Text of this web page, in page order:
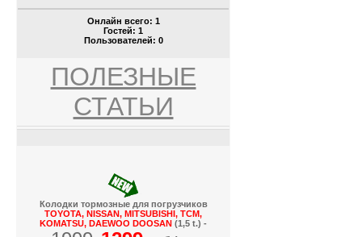
Онлайн всего: 1
Гостей: 1
Пользователей: 0
ПОЛЕЗНЫЕ
СТАТЬИ
Колодки тормозные для погрузчиков
TOYOTA, NISSAN, MITSUBISHI, TCM,
KOMATSU, DAEWOO DOOSAN (1,5 t.) -